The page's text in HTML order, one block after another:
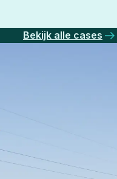
Bekijk alle cases